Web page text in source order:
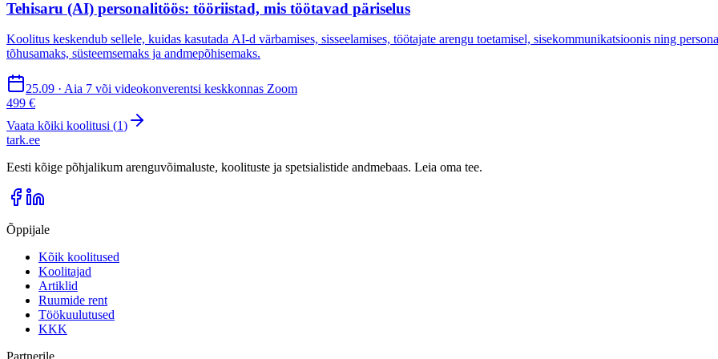
Tehisaru (AI) personalitöös: tööriistad, mis töötavad päriselus
Koolitus keskendub sellele, kuidas kasutada AI-d värbamises, sisseelamises, töötajate arengu toetamisel, sisekommunikatsioonis ning
tõhusamaks, süsteemsemaks ja andmepõhisemaks.
25.09 · Aia 7 või videokonverentsi keskkonnas Zoom
499 €
Vaata kõiki koolitusi (1)
tark.ee
Eesti kõige põhjalikum arenguvõimaluste, koolituste ja spetsialistide andmebaas. Leia oma tee.
Õppijale
Kõik koolitused
Koolitajad
Artiklid
Ruumide rent
Töökuulutused
KKK